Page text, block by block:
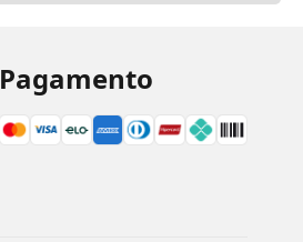
Pagamento